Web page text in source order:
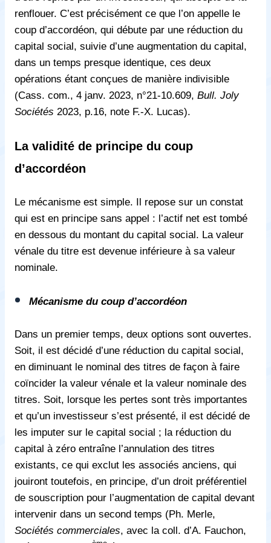
renflouer. C’est précisément ce que l’on appelle le
coup d’accordéon, qui débute par une réduction du
capital social, suivie d’une augmentation du capital,
dans un temps presque identique, ces deux
opérations étant conçues de manière indivisible
(Cass. com., 4 janv. 2023, n°21-10.609, Bull. Joly
Sociétés 2023, p.16, note F.-X. Lucas).
La validité de principe du coup
d’accordéon
Le mécanisme est simple. Il repose sur un constat
qui est en principe sans appel : l’actif net est tombé
en dessous du montant du capital social. La valeur
vénale du titre est devenue inférieure à sa valeur
nominale.
Mécanisme du coup d’accordéon
Dans un premier temps, deux options sont ouvertes.
Soit, il est décidé d’une réduction du capital social,
en diminuant le nominal des titres de façon à faire
coïncider la valeur vénale et la valeur nominale des
titres. Soit, lorsque les pertes sont très importantes
et qu’un investisseur s’est présenté, il est décidé de
les imputer sur le capital social ; la réduction du
capital à zéro entraîne l’annulation des titres
existants, ce qui exclut les associés anciens, qui
jouiront toutefois, en principe, d’un droit préférentiel
de souscription pour l’augmentation de capital devant
intervenir dans un second temps (Ph. Merle,
Sociétés commerciales, avec la coll. d’A. Fauchon,